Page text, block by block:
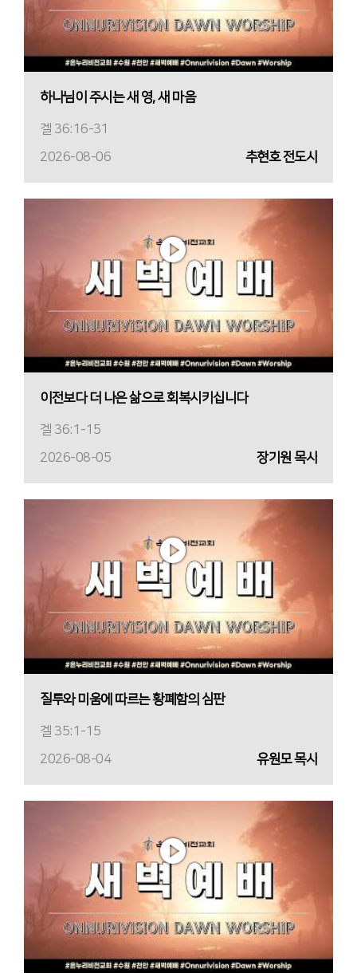
하나님이 주시는 새 영, 새 마음
겔 36:16-31
2026-08-06
추현호 전도사
이전보다 더 나은 삶으로 회복시키십니다
겔 36:1-15
2026-08-05
장기원 목사
질투와 미움에 따르는 황폐함의 심판
겔 35:1-15
2026-08-04
유원모 목사